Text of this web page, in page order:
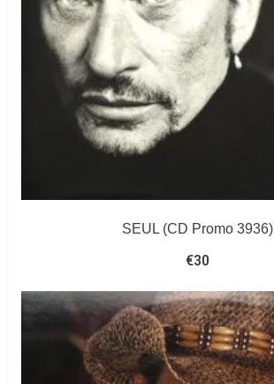
SEUL (CD Promo 3936)
€30